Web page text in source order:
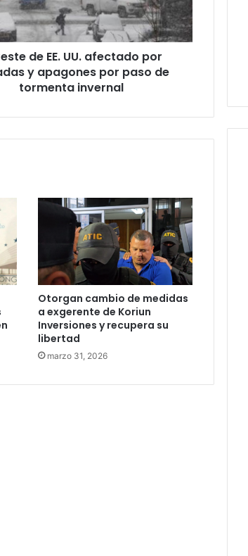
de EE. UU. afectado por
y apagones por paso de
tormenta invernal
Otorgan cambio de medidas
a exgerente de Koriun
Inversiones y recupera su
libertad
marzo 31, 2026